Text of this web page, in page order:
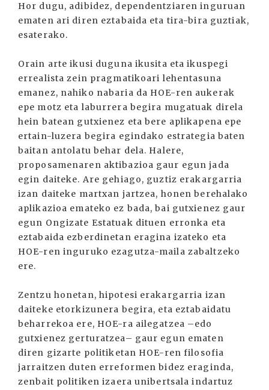
Hor dugu, adibidez, dependentziaren inguruan
ematen ari diren eztabaida eta tira-bira guztiak,
esaterako.
Orain arte ikusi duguna ikusita eta ikuspegi
errealista zein pragmatikoari lehentasuna
emanez, nahiko nabaria da HOE-ren aukerak
epe motz eta laburrera begira mugatuak direla
hein batean gutxienez eta bere aplikapena epe
ertain-luzera begira egindako estrategia baten
baitan antolatu behar dela. Halere,
proposamenaren aktibazioa gaur egun jada
egin daiteke. Are gehiago, guztiz erakargarria
izan daiteke martxan jartzea, honen berehalako
aplikazioa emateko ez bada, bai gutxienez gaur
egun Ongizate Estatuak dituen erronka eta
eztabaida ezberdinetan eragina izateko eta
HOE-ren inguruko ezagutza-maila zabaltzeko
ere.
Zentzu honetan, hipotesi erakargarria izan
daiteke etorkizunera begira, eta eztabaidatu
beharrekoa ere, HOE-ra ailegatzea –edo
gutxienez gerturatzea– gaur egun ematen
diren gizarte politiketan HOE-ren filosofia
jarraitzen duten erreformen bidez eraginda,
zenbait politiken izaera unibertsala indartuz